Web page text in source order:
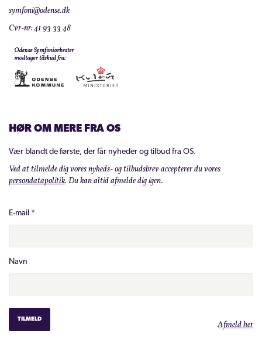
symfoni@odense.dk
Cvr-nr: 41 93 33 48
HØR OM MERE FRA OS
Vær blandt de første, der får nyheder og tilbud fra OS.
Ved at tilmelde dig vores nyheds- og tilbudsbrev accepterer du vores
persondatapolitik. Du kan altid afmelde dig igen.
E-mail *
Navn
Afmeld her